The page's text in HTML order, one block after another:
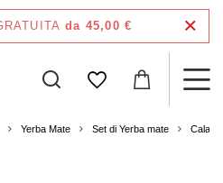
da 45,00 €
Yerba Mate Set di Yerba mate